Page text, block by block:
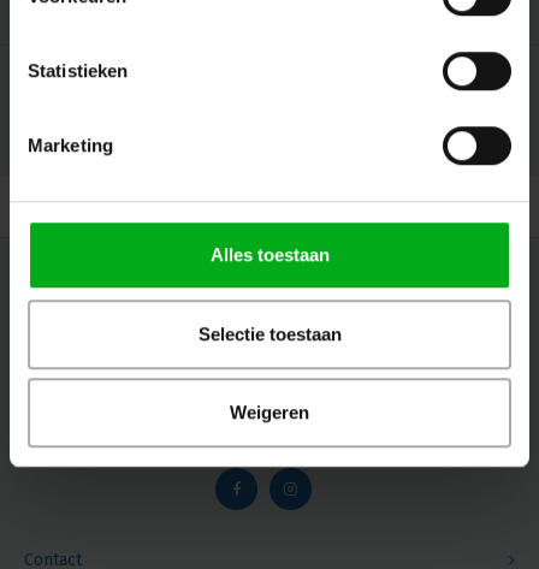
Statistieken
Marketing
Alles toestaan
Selectie toestaan
Weigeren
© Copyright 2026 Megalight sa/nv - Theme by Shopmonkey
Contact
Nieuwsbrief
Ontvang de laatste updates, nieuws en aanbiedingen via email